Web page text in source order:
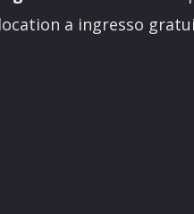
a ingresso